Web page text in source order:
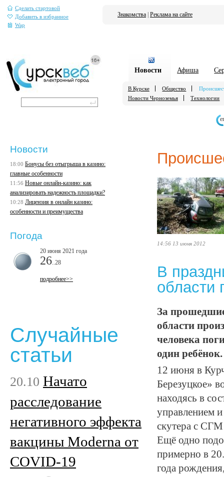
Сделать стартовой
Добавить в избранное
Wap
Знакомства Реклама на сайте
Новости Афиша
В Курске Общество
Новости Черноземья
Технологии
14:56 13 июня 2012
В
области
За
области
человека
один ребёнок.
12 июня в
Березуцкое»
находясь в
управлением
скутера с
Ещё одно
примерно в
года
Новости
18:00 Бонусы без отыгрыша в казино:
главные особенности
11:56 Новые онлайн-казино: как
анализировать надежность площадки?
10:28 Лицензия в онлайн казино:
особенности и преимущества
Погода
20 июня 2021 года
26 ..28
подробнее>>
Случайные
статьи
20.10 Начато
расследование
негативного эффекта
вакцины Moderna от
COVID-19